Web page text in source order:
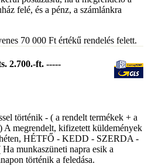
felé, és a pénz, a számlánkra
70 000 Ft értékű rendelés felett.
2.700.-ft. -----
történik - ( a rendelt termékek + a
A megrendelt, kifizetett küldemények
HÉTFŐ - KEDD - SZERDA -
munkaszüneti napra esik a
történik a feledása.